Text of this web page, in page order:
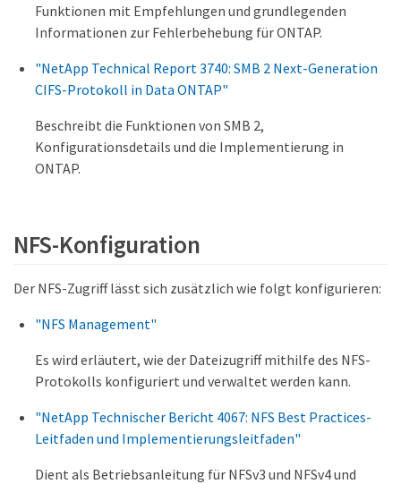
Funktionen mit Empfehlungen und grundlegenden
Informationen zur Fehlerbehebung für ONTAP.
"NetApp Technical Report 3740: SMB 2 Next-Generation
CIFS-Protokoll in Data ONTAP"
Beschreibt die Funktionen von SMB 2,
Konfigurationsdetails und die Implementierung in
ONTAP.
NFS-Konfiguration
Der NFS-Zugriff lässt sich zusätzlich wie folgt konfigurieren:
"NFS Management"
Es wird erläutert, wie der Dateizugriff mithilfe des NFS-
Protokolls konfiguriert und verwaltet werden kann.
"NetApp Technischer Bericht 4067: NFS Best Practices-
Leitfaden und Implementierungsleitfaden"
Dient als Betriebsanleitung für NFSv3 und NFSv4 und